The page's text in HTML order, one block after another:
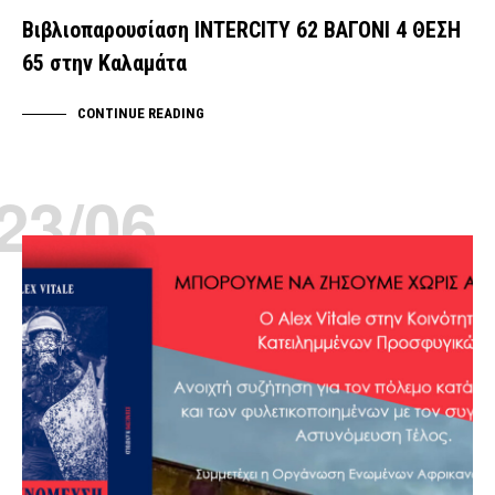
Βιβλιοπαρουσίαση INTERCITY 62 ΒΑΓΟΝΙ 4 ΘΕΣΗ
65 στην Καλαμάτα
CONTINUE READING
06